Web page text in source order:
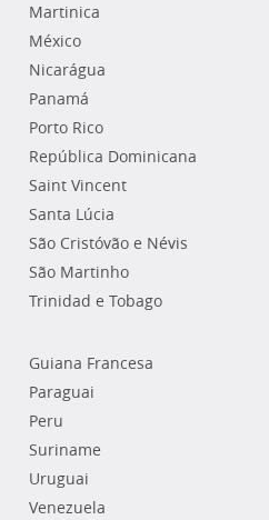
Martinica
México
Nicarágua
Panamá
Porto Rico
República Dominicana
Saint Vincent
Santa Lúcia
São Cristóvão e Névis
São Martinho
Trinidad e Tobago
Guiana Francesa
Paraguai
Peru
Suriname
Uruguai
Venezuela